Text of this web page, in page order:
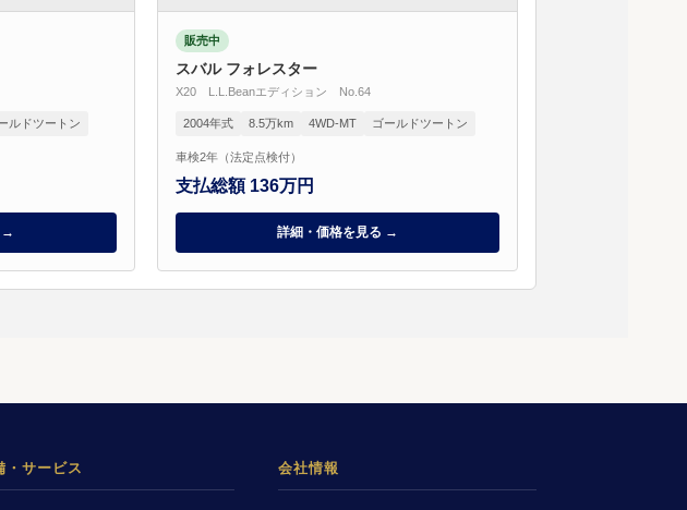
ルドツートン
→
販売中
スバル フォレスター
X20 L.L.Beanエディション No.64
2004年式 8.5万km 4WD-MT ゴールドツートン
車検2年（法定点検付）
支払総額 136万円
詳細・価格を見る →
・サービス 会社情報